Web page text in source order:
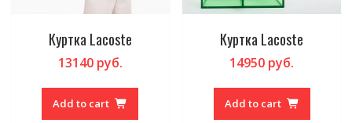
Куртка Lacoste
13140руб.
Add to cart
Куртка Lacoste
14950 руб.
Add to cart